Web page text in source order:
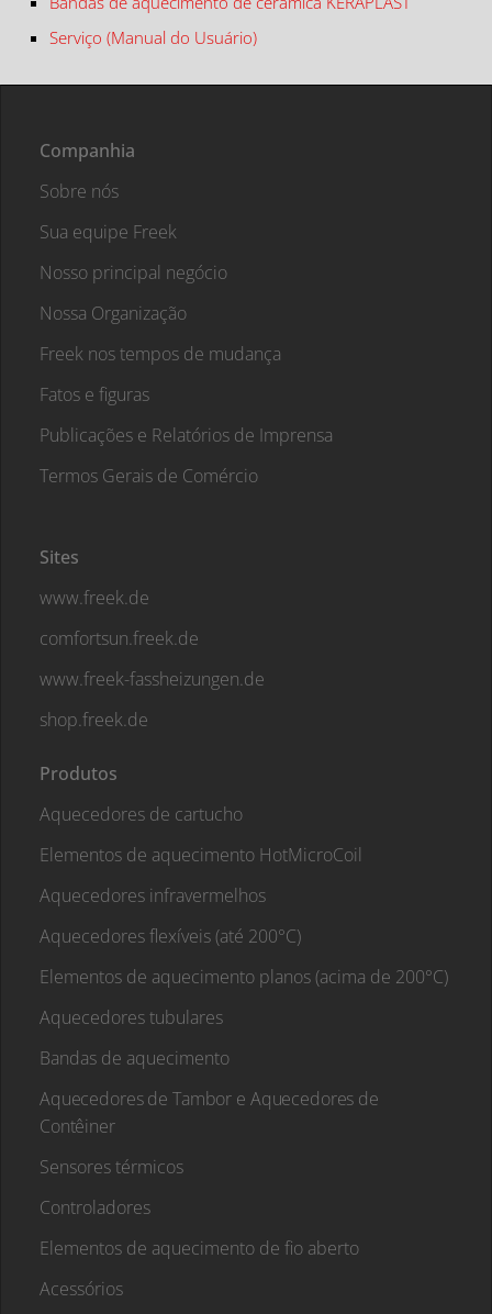
Serviço (Manual do Usuário)
Companhia
Sobre nós
Sua equipe Freek
Nosso principal negócio
Nossa Organização
Freek nos tempos de mudança
Fatos e figuras
Publicações e Relatórios de Imprensa
Termos Gerais de Comércio
Sites
www.freek.de
comfortsun.freek.de
www.freek-fassheizungen.de
shop.freek.de
Produtos
Aquecedores de cartucho
Elementos de aquecimento HotMicroCoil
Aquecedores infravermelhos
Aquecedores flexíveis (até 200°C)
Elementos de aquecimento planos (acima de 200°C)
Aquecedores tubulares
Bandas de aquecimento
Aquecedores de Tambor e Aquecedores de
Contêiner
Sensores térmicos
Controladores
Elementos de aquecimento de fio aberto
Acessórios